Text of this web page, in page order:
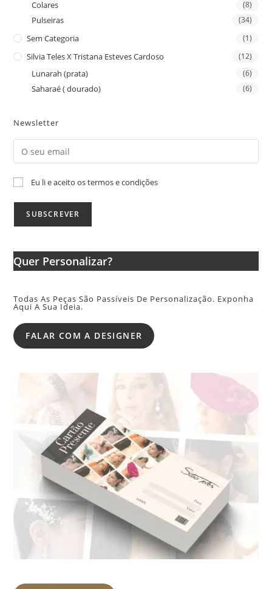
Colares (8)
Pulseiras (34)
Sem Categoria (1)
Silvia Teles X Tristana Esteves Cardoso (12)
Lunarah (prata) (6)
Saharaé ( dourado) (6)
Newsletter
Eu li e aceito os termos e condições
Quer Personalizar?
Todas As Peças São Passíveis De Personalização. Exponha
Aqui A Sua Ideia.
FALAR COM A DESIGNER